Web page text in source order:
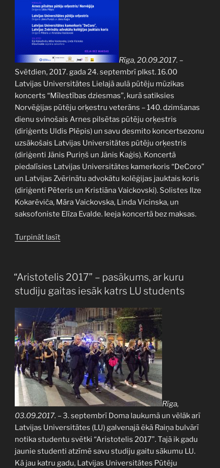
Rīga, 20.09.2017. –
Svētdien, 2017. gada 24. septembrī plkst. 16.00
Latvijas Universitātes Lielajā aulā pūtēju mūzikas
koncerts “Mīlestības dziesmas”, kurā satiksies
Norvēģijas pūtēju orķestru veterāns – 140. dzimšanas
dienu svinošais Arnes pilsētas pūtēju orķestris
(diriģents Uldis Plēpis) un savu desmito koncertsezonu
uzsākošais Latvijas Universitātes pūtēju orķestris
(diriģenti Jānis Puriņš un Jānis Kaģis). Koncertā
piedalīsies Latvijas Universitātes kamerkoris “DeCoro”
un Latvijas Zvērinātu advokātu kolēģijas jauktais koris
(diriģenti Pēteris un Kristiāna Vaickovski). Solistes Ilze
Kokarēviča, Māra Vaickovska, Linda Vicinska, un
saksofoniste Elīza Evalde. Ieeja koncertā bez maksas.
Turpināt lasīt“Latvijas
pūtēju
mūzikas
koncerts
“Mīlestības
dziesmas””
PUBLICĒTS
“Aristotelis 2017” – pasākums, ar kuru
studiju gaitas iesāk katrs LU students
Rīga,
03.09.2017. – 3. septembrī Doma laukumā un vēlāk arī
Latvijas Universitātes (LU) galvenajā ēkā Raiņa bulvārī
notika studentu svētki “Aristotelis 2017”. Tajā ik gadu
jaunie studenti atzīmē savu studiju gaitu sākumu LU.
Kā jau katru gadu, Latvijas Universitātes Pūtēju